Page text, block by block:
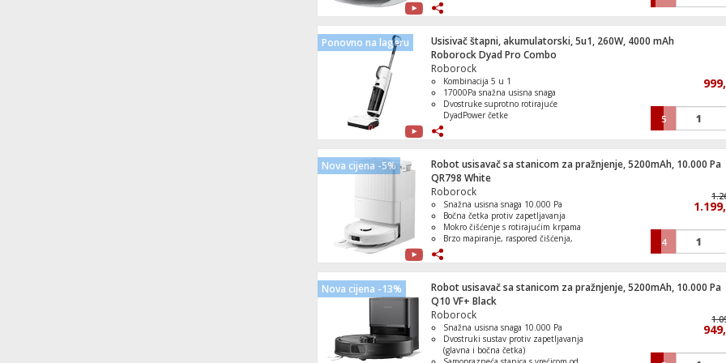
Automatsko pražnjenje spremnika za
prašinu
Ponovno na lageru
Usisivač štapni, akumulatorski, 5u1, 260W, 4000 mAh
Roborock Dyad Pro Combo
Roborock
Kombinacija 5 u 1
17000Pa snažna usisna snaga
Dvostruke suprotno rotirajuće
DyadPower četke
Kontrola putem aplikacije Roborock
5
Nova cijena -5%
Robot usisavač sa stanicom za pražnjenje, 5200mAh, 10.000 Pa
QR798 White
Roborock
Snažna usisna snaga 10.000 Pa
Bočna četka protiv zapetljavanja
Mokro čišćenje s rotirajućim krpama
Brzo mapiranje, raspored čišćenja,
Spremnik za vodu 80 ml
4
Nova cijena -13%
Robot usisavač sa stanicom za pražnjenje, 5200mAh, 10.000 Pa
Q10 VF+ Black
Roborock
Snažna usisna snaga 10.000 Pa
Dvostruki sustav protiv zapetljavanja
(glavna i bočna četka)
Ugradbena staklokeramička ploča za
60 cm, Serie 4